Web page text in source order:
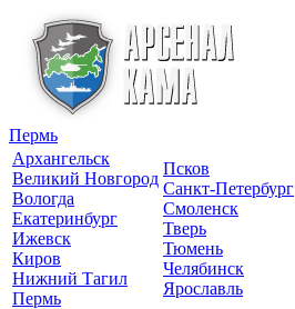
Пермь
Архангельск
Великий Новгород
Вологда
Екатеринбург
Ижевск
Киров
Нижний Тагил
Пермь
Псков
Санкт-Петербург
Смоленск
Тверь
Тюмень
Челябинск
Ярославль